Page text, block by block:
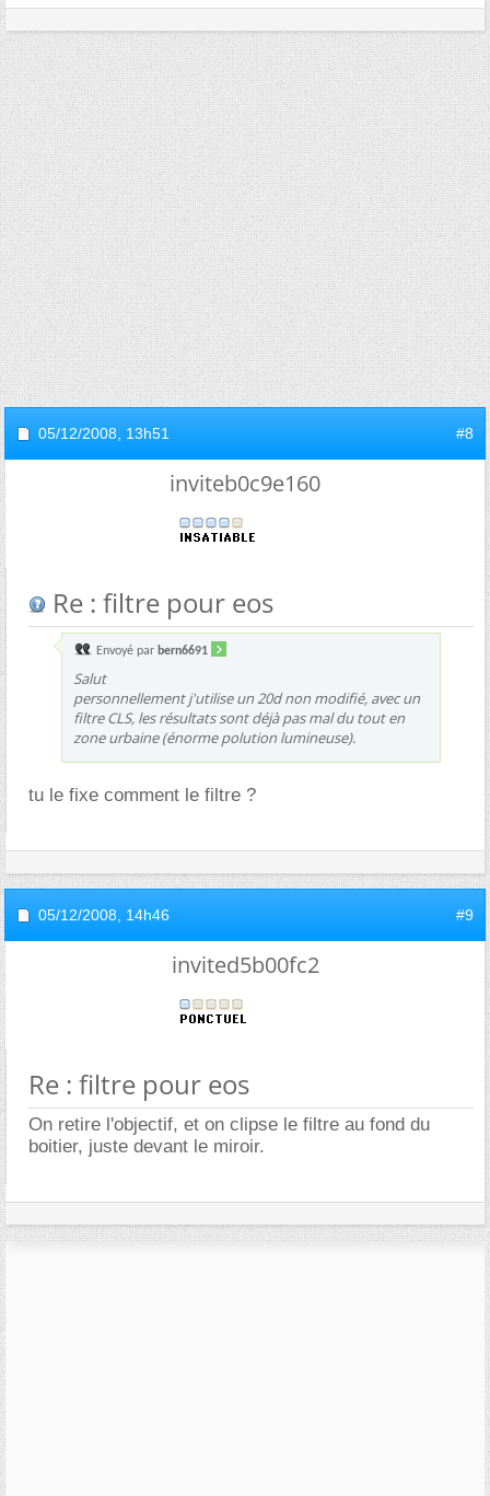
05/12/2008, 13h51 #8
inviteb0c9e160
Re : filtre pour eos
Envoyé par bern6691
Salut
personnellement j'utilise un 20d non modifié, avec un
filtre CLS, les résultats sont déjà pas mal du tout en
zone urbaine (énorme polution lumineuse).
tu le fixe comment le filtre ?
05/12/2008, 14h46 #9
invited5b00fc2
Re : filtre pour eos
On retire l'objectif, et on clipse le filtre au fond du
boitier, juste devant le miroir.